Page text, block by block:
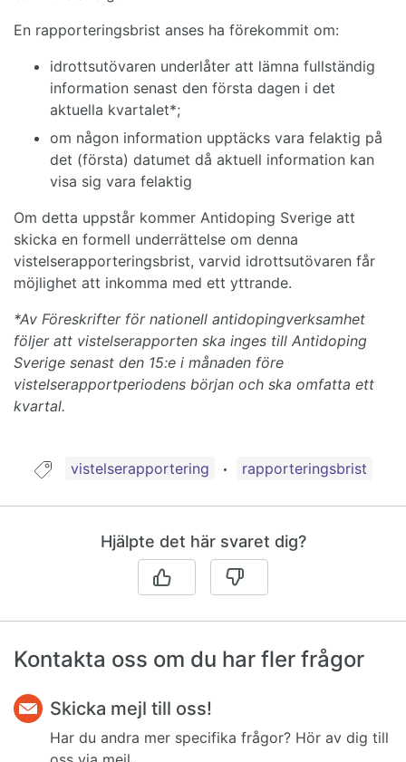
En rapporteringsbrist anses ha förekommit om:
idrottsutövaren underlåter att lämna fullständig
information senast den första dagen i det
aktuella kvartalet*;
om någon information upptäcks vara felaktig på
det (första) datumet då aktuell information kan
visa sig vara felaktig
Om detta uppstår kommer Antidoping Sverige att
skicka en formell underrättelse om denna
vistelserapporteringsbrist, varvid idrottsutövaren får
möjlighet att inkomma med ett yttrande.
*Av Föreskrifter för nationell antidopingverksamhet
följer att vistelserapporten ska inges till Antidoping
Sverige senast den 15:e i månaden före
vistelserapportperiodens början och ska omfatta ett
kvartal.
Guide taggad med:
vistelserapportering rapporteringsbrist
Hjälpte det här svaret dig?
Kontakta oss om du har fler frågor
Skicka mejl till oss!
Har du andra mer specifika frågor? Hör av dig till